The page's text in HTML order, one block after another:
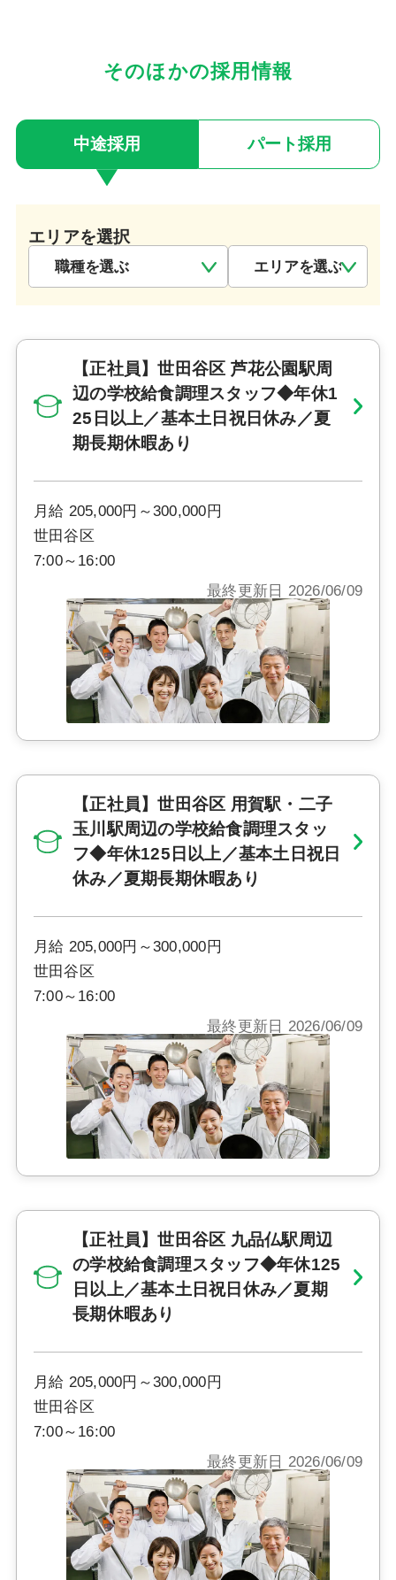
そのほかの採用情報
中途採用 パート採用
エリアを選択
【正社員】世田谷区 芦花公園駅周
辺の学校給食調理スタッフ◆年休1
25日以上／基本土日祝日休み／夏
期長期休暇あり
月給 205,000円～300,000円
世田谷区
7:00～16:00
最終更新日 2026/06/09
【正社員】世田谷区 用賀駅・二子
玉川駅周辺の学校給食調理スタッ
フ◆年休125日以上／基本土日祝日
休み／夏期長期休暇あり
月給 205,000円～300,000円
世田谷区
7:00～16:00
最終更新日 2026/06/09
【正社員】世田谷区 九品仏駅周辺
の学校給食調理スタッフ◆年休125
日以上／基本土日祝日休み／夏期
長期休暇あり
月給 205,000円～300,000円
世田谷区
7:00～16:00
最終更新日 2026/06/09